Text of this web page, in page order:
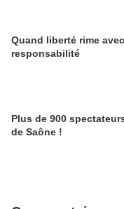
Quand liberté rime avec
responsabilité
Plus de 900
de Saône !